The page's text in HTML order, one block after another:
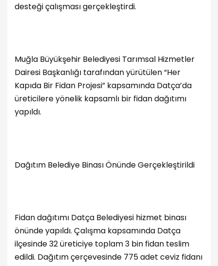
desteği çalışması gerçekleştirdi.
Muğla Büyükşehir Belediyesi Tarımsal Hizmetler
Dairesi Başkanlığı tarafından yürütülen “Her
Kapıda Bir Fidan Projesi” kapsamında Datça’da
üreticilere yönelik kapsamlı bir fidan dağıtımı
yapıldı.
Dağıtım Belediye Binası Önünde Gerçekleştirildi
Fidan dağıtımı Datça Belediyesi hizmet binası
önünde yapıldı. Çalışma kapsamında Datça
ilçesinde 32 üreticiye toplam 3 bin fidan teslim
edildi. Dağıtım çerçevesinde 775 adet ceviz fidanı